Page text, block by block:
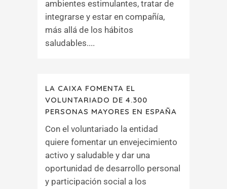
ambientes estimulantes, tratar de
integrarse y estar en compañía,
más allá de los hábitos
saludables....
LA CAIXA FOMENTA EL
VOLUNTARIADO DE 4.300
PERSONAS MAYORES EN ESPAÑA
Con el voluntariado la entidad
quiere fomentar un envejecimiento
activo y saludable y dar una
oportunidad de desarrollo personal
y participación social a los